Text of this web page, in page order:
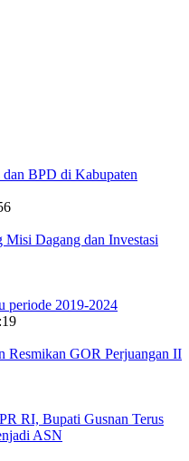
dan BPD di Kabupaten
Dagang dan Investasi
periode 2019-2024
Resmikan GOR Perjuangan II
RI, Bupati Gusnan Terus
ASN